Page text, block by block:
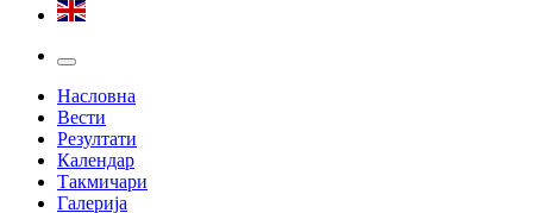
Насловна
Вести
Резултати
Календар
Такмичари
Галерија